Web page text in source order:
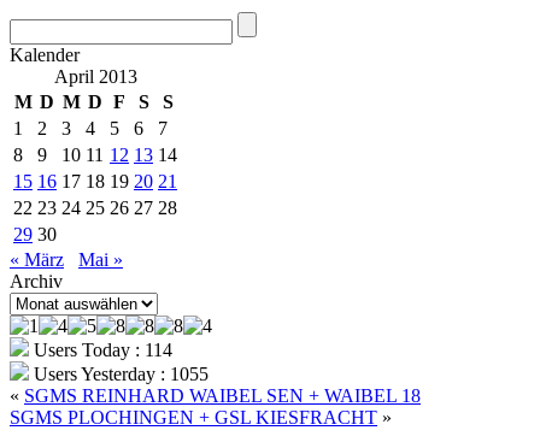
Kalender
April 2013
M D M D F S
S
1
2 3 4 5 6
7
8
9 10 11 12 13 14
15 16 17 18 19 20 21
22 23 24 25 26 27 28
29 30
« März
Mai »
Archiv
Archiv
Users Today : 114
Users Yesterday : 1055
« SGMS REINHARD WAIBEL SEN + WAIBEL 18
SGMS PLOCHINGEN + GSL KIESFRACHT »